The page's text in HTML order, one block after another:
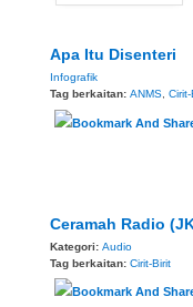
Apa Itu Disenteri
Infografik
Tag berkaitan: ANMS, Cirit-
Ceramah Radio
Kategori: Audio
Tag berkaitan: Cirit-Birit